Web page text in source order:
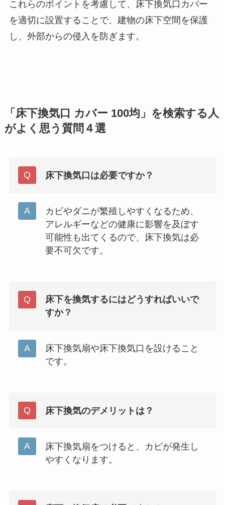
これらのポイントを考慮して、床下換気口カバー
を適切に設置することで、建物の床下空間を保護
し、外部からの侵入を防ぎます。
「床下換気口 カバー 100均」を検索する人
がよく思う質問４選
床下換気口は必要ですか？
カビやダニが繁殖しやすくなるため、
アレルギーなどの健康に影響を及ぼす
可能性も出てくるので、床下換気は必
要不可欠です。
床下を換気するにはどうすればいいで
すか？
床下換気扇や床下換気口を設けること
です。
床下換気のデメリットは？
床下換気扇をつけると、カビが発生し
やすくなります。